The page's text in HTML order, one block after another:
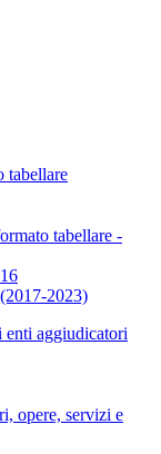
tabellare
tabellare -
2023)
aggiudicatori
opere, servizi e